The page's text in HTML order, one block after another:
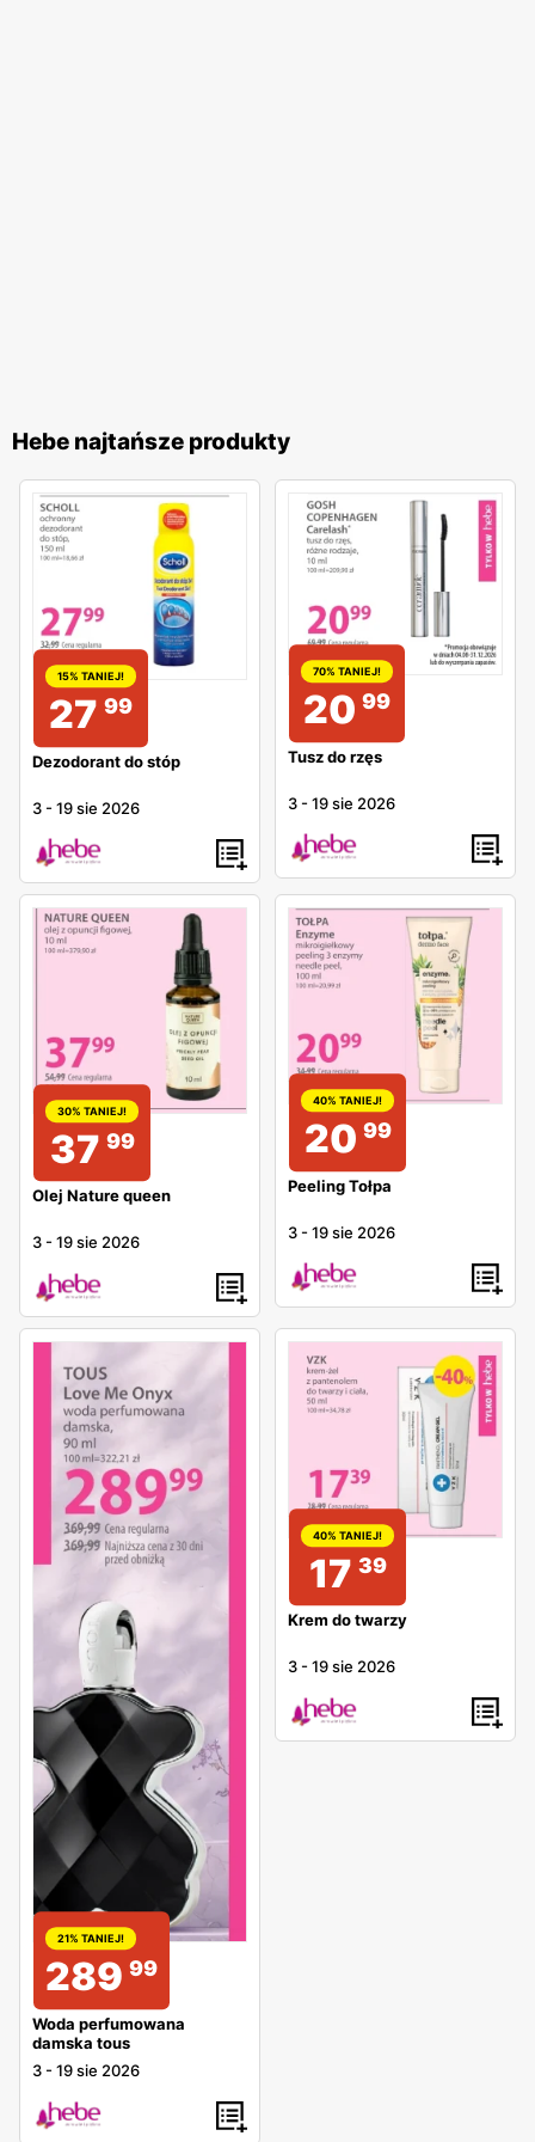
Hebe najtańsze produkty
15% TANIEJ!
27 99
Dezodorant do stóp
3 -19 sie 2026
70% TANIEJ!
20 99
Tusz do rzęs
3 -19 sie 2026
30% TANIEJ!
37 99
Olej Nature queen
3 -19 sie 2026
40% TANIEJ!
20 99
Peeling Tołpa
3 -19 sie 2026
21% TANIEJ!
289 99
Woda perfumowana
damska tous
3 -19 sie 2026
40% TANIEJ!
17 39
Krem do twarzy
3 -19 sie 2026